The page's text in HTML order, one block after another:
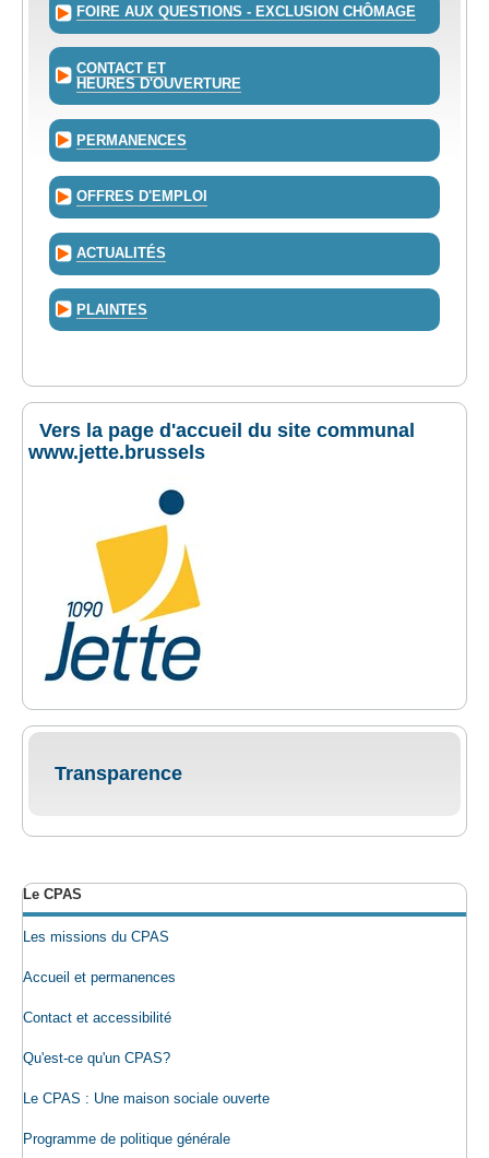
FOIRE AUX QUESTIONS - EXCLUSION CHÔMAGE
CONTACT ET
HEURES D'OUVERTURE
PERMANENCES
OFFRES D'EMPLOI
ACTUALITÉS
PLAINTES
Vers la page d'accueil du site communal
www.jette.brussels
Transparence
Le CPAS
Les missions du CPAS
Accueil et permanences
Contact et accessibilité
Qu'est-ce qu'un CPAS?
Le CPAS : Une maison sociale ouverte
Programme de politique générale